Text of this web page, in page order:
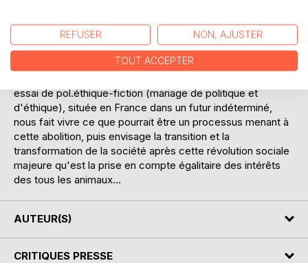
comment répondre aux innombrables questions qui se
posent pour abolir l'utilisation des animaux non-humains
puis pour organiser une société post-spéciste.
essai de pol.éthique-fiction (mariage de politique et
d'éthique), située en France dans un futur indéterminé,
nous fait vivre ce que pourrait être un processus menant à
cette abolition, puis envisage la transition et la
transformation de la société après cette révolution sociale
majeure qu'est la prise en compte égalitaire des intérêts
des tous les animaux...
AUTEUR(S)
CRITIQUES PRESSE
REFUSER NON, AJUSTER
TOUT ACCEPTER